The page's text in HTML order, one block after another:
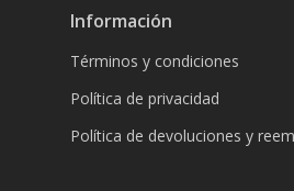
Información
Términos y condiciones
Política de privacidad
Política de devoluciones y